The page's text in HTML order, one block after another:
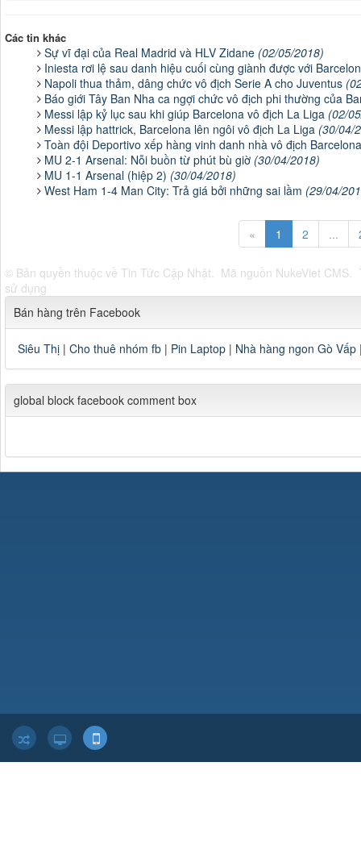
Các tin khác
Sự vĩ đại của Real Madrid và HLV Zidane (02/05/2018)
Iniesta rơi lệ sau danh hiệu cuối cùng giành được với
Napoli thua thảm, dâng chức vô địch Serie A cho Juventus
Báo giới Tây Ban Nha ca ngợi chức vô địch phi thường của
Messi lập kỷ lục sau khi giúp Barcelona vô địch La Liga (02/
Messi lập hattrick, Barcelona lên ngôi vô địch La Liga (30/04/
Toàn đội Deportivo xếp hàng vinh danh nhà vô địch
MU 2-1 Arsenal: Nỗi buồn từ phút bù giờ (30/04/2018)
MU 1-1 Arsenal (hiệp 2) (30/04/2018)
West Ham 1-4 Man City: Trả giá bởi những sai lầm (29/04/
« 1 2 ...
© Bản quyền thuộc về Tin Tức Cập Nhật. Mã nguồn NukeViet CMS.
sử dụng
Bán hàng trên Facebook
Siêu Thị | Cho thuê nhóm fb | Pin Laptop | Nhà hàng ngon Gò Vấp
global block facebook comment box